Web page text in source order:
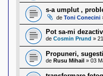
s-a umplut ,
de Toni Conecini
Pot sa-mi
de Cosmin Prund »
Propuneri,
de Rusu Mihail » 03